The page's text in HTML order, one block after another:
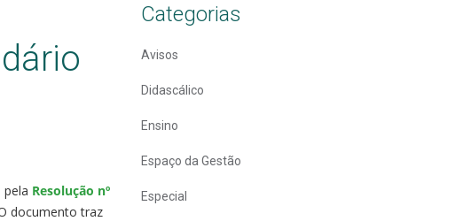
pela Resolução nº
documento traz
Categorias
Avisos
Didascálico
Ensino
Espaço da Gestão
Especial